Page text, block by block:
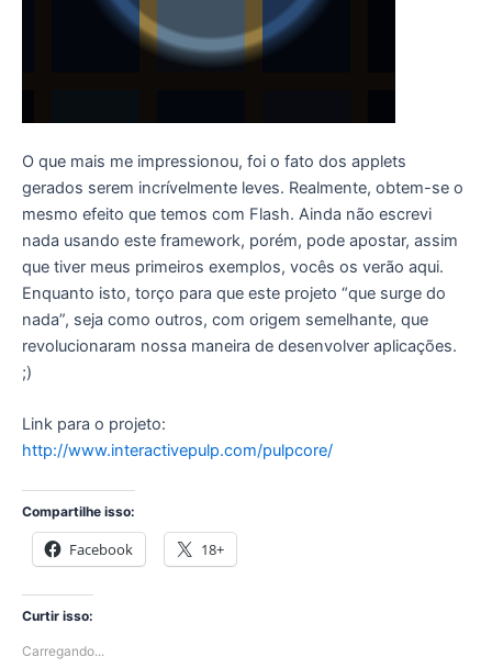
O que mais me impressionou, foi o fato dos applets
gerados serem incrívelmente leves. Realmente, obtem-se o
mesmo efeito que temos com Flash. Ainda não escrevi
nada usando este framework, porém, pode apostar, assim
que tiver meus primeiros exemplos, vocês os verão aqui.
Enquanto isto, torço para que este projeto “que surge do
nada”, seja como outros, com origem semelhante, que
revolucionaram nossa maneira de desenvolver aplicações.
;)
Link para o projeto:
http://www.interactivepulp.com/pulpcore/
Compartilhe isso:
Facebook 18+
Curtir isso:
Carregando...